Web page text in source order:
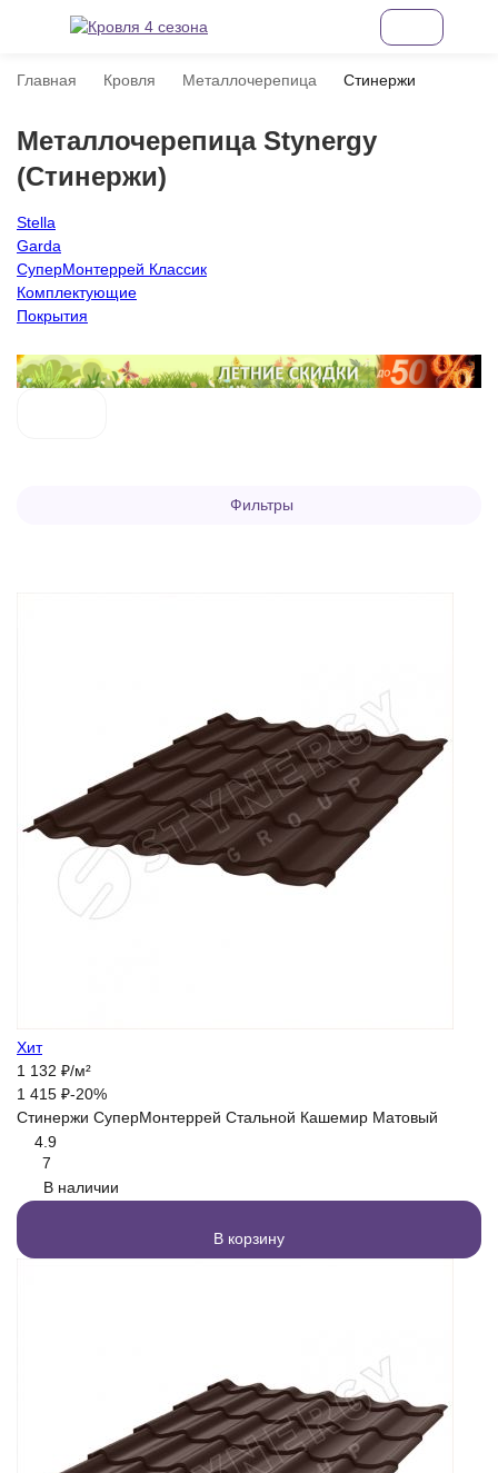
Главная Кровля Металлочерепица Стинержи
Металлочерепица Stynergy
(Стинержи)
Stella
Garda
СуперМонтеррей Классик
Комплектующие
Покрытия
Фильтры
Хит
1 132 ₽/м²
1 415 ₽-20%
Стинержи СуперМонтеррей Стальной Кашемир Матовый
4.9
7
В наличии
В корзину